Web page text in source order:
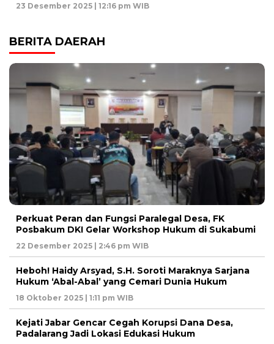
23 Desember 2025 | 12:16 pm WIB
BERITA DAERAH
Perkuat Peran dan Fungsi Paralegal Desa, FK
Posbakum DKI Gelar Workshop Hukum di Sukabumi
22 Desember 2025 | 2:46 pm WIB
Heboh! Haidy Arsyad, S.H. Soroti Maraknya Sarjana
Hukum ‘Abal-Abal’ yang Cemari Dunia Hukum
18 Oktober 2025 | 1:11 pm WIB
Kejati Jabar Gencar Cegah Korupsi Dana Desa,
Padalarang Jadi Lokasi Edukasi Hukum